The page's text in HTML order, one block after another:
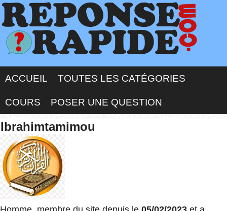
ACCUEIL TOUTES LES CATÉGORIES
COURS POSER UNE QUESTION
Ibrahimtamimou